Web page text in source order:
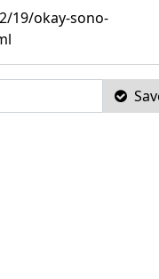
19/okay-sono-